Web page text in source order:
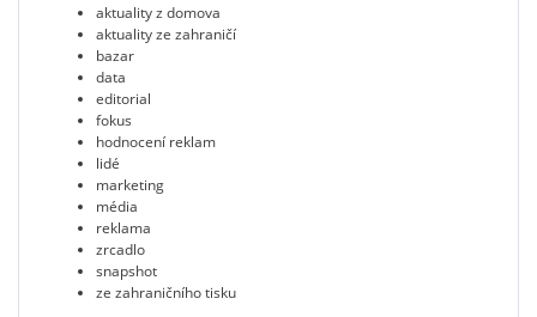
aktuality z domova
aktuality ze zahraničí
bazar
data
editorial
fokus
hodnocení reklam
lidé
marketing
média
reklama
zrcadlo
snapshot
ze zahraničního tisku